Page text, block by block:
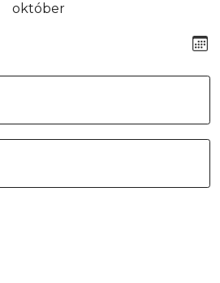
október